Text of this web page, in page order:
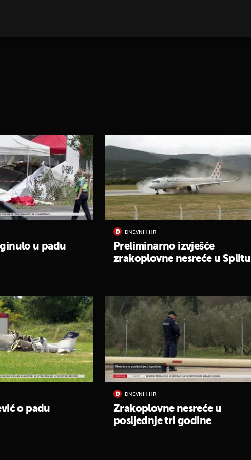
u padu
DNEVNIK.HR
Preliminarno izvješće
zrakoplovne nesreće u Splitu
o padu
DNEVNIK.HR
Zrakoplovne nesreće u
posljednje tri godine
UKLJUČITE NOTIFIKACIJE